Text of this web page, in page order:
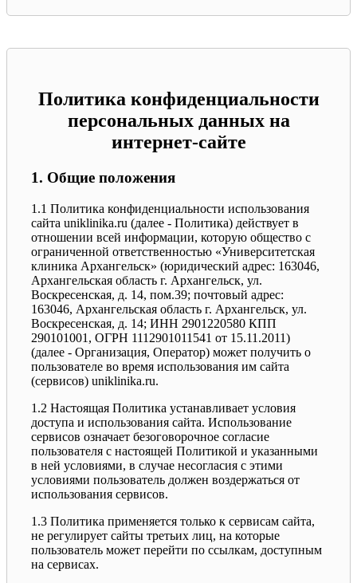
Политика конфиденциальности
персональных данных на
интернет-сайте
1. Общие положения
1.1 Политика конфиденциальности использования
сайта uniklinika.ru (далее - Политика) действует в
отношении всей информации, которую общество с
ограниченной ответственностью «Университетская
клиника Архангельск» (юридический адрес: 163046,
Архангельская область г. Архангельск, ул.
Воскресенская, д. 14, пом.39; почтовый адрес:
163046, Архангельская область г. Архангельск, ул.
Воскресенская, д. 14; ИНН 2901220580 КПП
290101001, ОГРН 1112901011541 от 15.11.2011)
(далее - Организация, Оператор) может получить о
пользователе во время использования им сайта
(сервисов) uniklinika.ru.
1.2 Настоящая Политика устанавливает условия
доступа и использования сайта. Использование
сервисов означает безоговорочное согласие
пользователя с настоящей Политикой и указанными
в ней условиями, в случае несогласия с этими
условиями пользователь должен воздержаться от
использования сервисов.
1.3 Политика применяется только к сервисам сайта,
не регулирует сайты третьих лиц, на которые
пользователь может перейти по ссылкам, доступным
на сервисах.